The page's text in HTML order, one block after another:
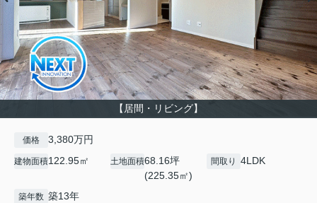
【居間・リビング】
価格 3,380万円
建物面積122.95㎡ 土地面積68.16坪
(225.35㎡)
間取り 4LDK
築年数 築13年